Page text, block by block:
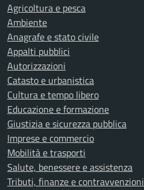
Agricoltura e pesca
Ambiente
Anagrafe e stato civile
Appalti pubblici
Autorizzazioni
Catasto e urbanistica
Cultura e tempo libero
Educazione e formazione
Giustizia e sicurezza pubblica
Imprese e commercio
Mobilità e trasporti
Salute, benessere e assistenza
Tributi, finanze e contravvenzioni